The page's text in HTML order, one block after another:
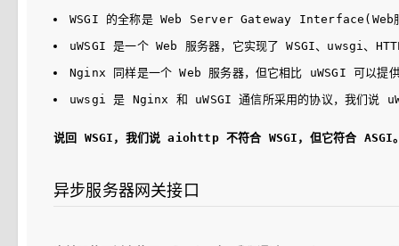
WSGI 的全称是 Web Server Gateway Interface(Web服务
uWSGI 是一个 Web 服务器，它实现了 WSGI、uwsgi、
Nginx 同样是一个 Web 服务器，但它相比 uWSGI 可以提
uwsgi 是 Nginx 和 uWSGI 通信所采用的协议，我们说
说回 WSGI，我们说 aiohttp 不符合 WSGI，但它符合
异步服务器网关接口